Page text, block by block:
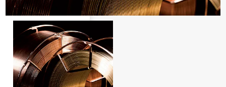
Poslat známému